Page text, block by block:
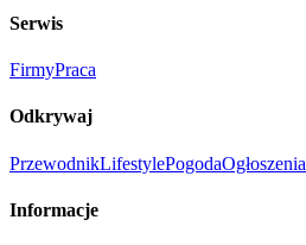
Serwis
FirmyPraca
Odkrywaj
PrzewodnikLifestylePogodaOgłoszenia
Informacje